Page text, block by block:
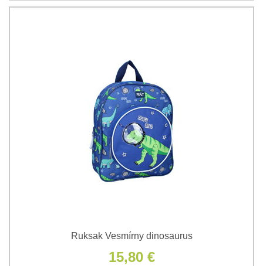
Ruksak Vesmírny dinosaurus
15,80 €